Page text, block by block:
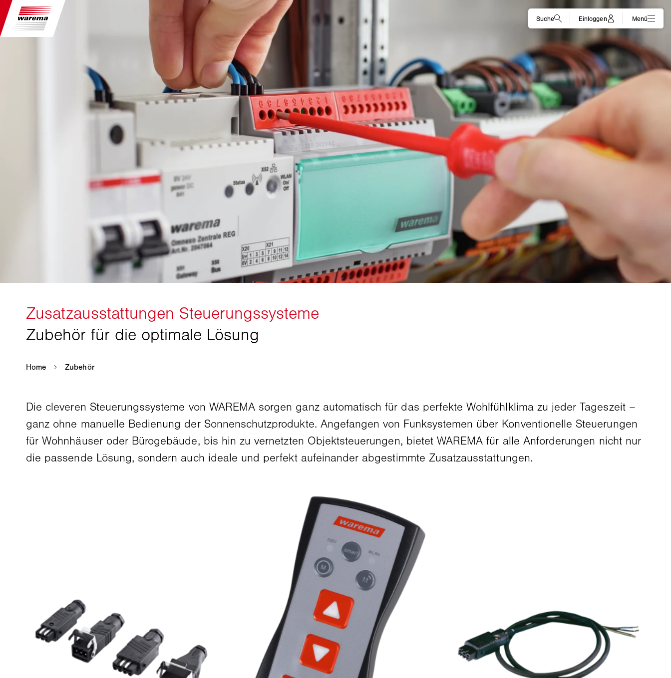
Die cleveren Steuerungssysteme von WAREMA sorgen ganz automatisch für das perfekte Wohlfühlklima zu jeder Tageszeit –
ganz ohne manuelle Bedienung der Sonnenschutzprodukte. Angefangen von Funksystemen über Konventionelle Steuerungen
für Wohnhäuser oder Bürogebäude, bis hin zu vernetzten Objektsteuerungen, bietet WAREMA für alle Anforderungen nicht nur
die passende Lösung, sondern auch ideale und perfekt aufeinander abgestimmte Zusatzausstattungen.